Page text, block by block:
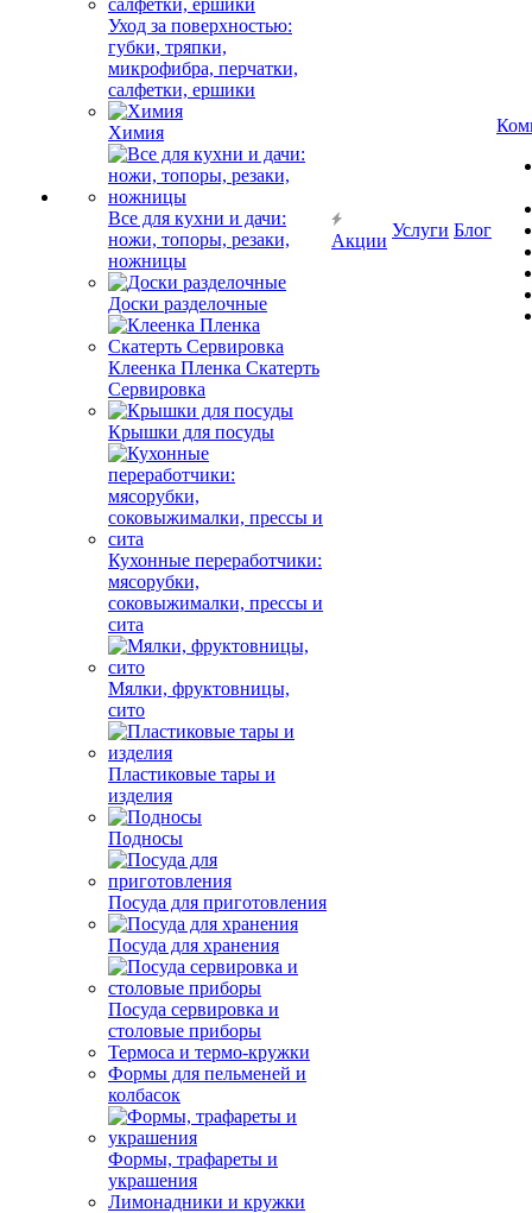
Уход за поверхностью:
губки, тряпки,
микрофибра, перчатки,
салфетки, ершики
Химия
Все для кухни и дачи:
ножи, топоры, резаки,
ножницы
Доски разделочные
Клеенка Пленка Скатерть
Сервировка
Крышки для посуды
Кухонные переработчики:
мясорубки,
соковыжималки, прессы и
сита
Мялки, фруктовницы,
сито
Пластиковые тары и
изделия
Подносы
Посуда для приготовления
Посуда для хранения
Посуда сервировка и
столовые приборы
Термоса и термо-кружки
Формы для пельменей и
колбасок
Формы, трафареты и
украшения
Лимонадники и кружки
Акции
Услуги Блог